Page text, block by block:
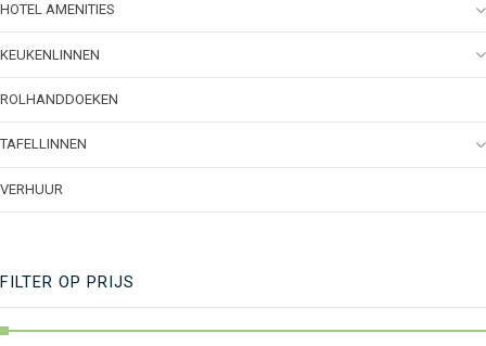
HOTEL AMENITIES
KEUKENLINNEN
ROLHANDDOEKEN
TAFELLINNEN
VERHUUR
FILTER OP PRIJS